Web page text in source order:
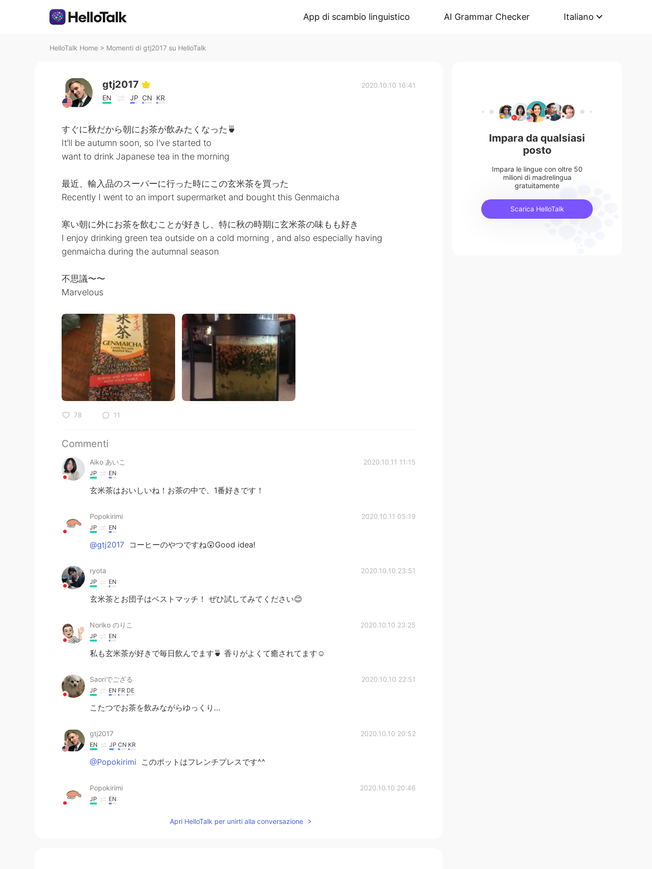
App di scambio linguistico AI Grammar Checker Italiano
HelloTalk Home > Momenti di gtj2017 su HelloTalk
gtj2017
EN JP CN KR
2020.10.10 16:41
すぐに秋だから朝にお茶が飲みたくなった🍵
It’ll be autumn soon, so I’ve started to
want to drink Japanese tea in the morning
最近、輸入品のスーパーに行った時にこの玄米茶を買った
Recently I went to an import supermarket and bought this Genmaicha
寒い朝に外にお茶を飲むことが好きし、特に秋の時期に玄米茶の味もも好き
I enjoy drinking green tea outside on a cold morning , and also especially having
genmaicha during the autumnal season
不思議〜〜
Marvelous
78 11
Commenti
Aiko あいこ 2020.10.11 11:15
JP EN
玄米茶はおいしいね！お茶の中で、1番好きです！
Popokirimi 2020.10.11 05:19
JP EN
@gtj2017 コーヒーのやつですね😲Good idea!
ryota 2020.10.10 23:51
JP EN
玄米茶とお団子はベストマッチ！ ぜひ試してみてください😊
Noriko のりこ 2020.10.10 23:25
JP EN
私も玄米茶が好きで毎日飲んでます🍵 香りがよくて癒されてます☺️
Saoriでござる 2020.10.10 22:51
JP EN FR DE
こたつでお茶を飲みながらゆっくり…
gtj2017 2020.10.10 20:52
EN JP CN KR
@Popokirimi このポットはフレンチプレスです^^
Popokirimi 2020.10.10 20:46
JP EN
Apri HelloTalk per unirti alla conversazione
Impara da qualsiasi
posto
Impara le lingue con oltre 50
milioni di madrelingua
gratuitamente
Scarica HelloTalk